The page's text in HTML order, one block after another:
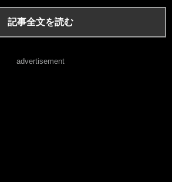
記事全文を読む
advertisement